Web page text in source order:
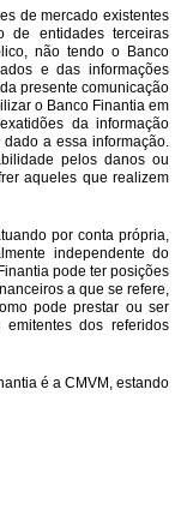
de mercado existentes
de entidades terceiras
não tendo o Banco
e das informações
presente comunicação
o Banco Finantia em
da informação
a essa informação.
pelos danos ou
aqueles que realizem
por conta própria,
independente do
pode ter posições
a que se refere,
pode prestar ou ser
dos referidos
é a CMVM, estando